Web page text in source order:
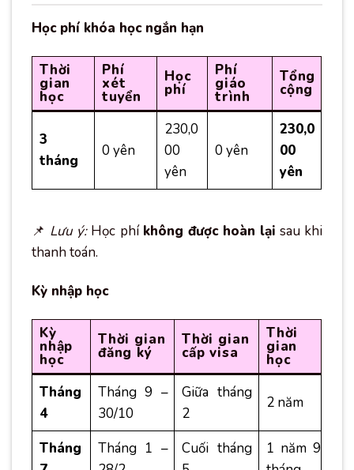
Học phí khóa học ngắn hạn
Thời
gian
học
Phí
xét
tuyển
Học
phí
Phí
giáo
trình
Tổng
cộng
3
tháng
0 yên
230,0
00
yên
0 yên
230,0
00
yên
📌 Lưu ý:Học phí không được hoàn lại sau khi
thanh toán.
Kỳ nhập học
Kỳ
nhập
học
Thời gian
đăng ký
Thời gian
cấp visa
Thời
gian
học
Tháng
4
Tháng 9 –
30/10
Giữa tháng
2
2 năm
Tháng
Tháng 1 –
Cuối tháng
1 năm 9